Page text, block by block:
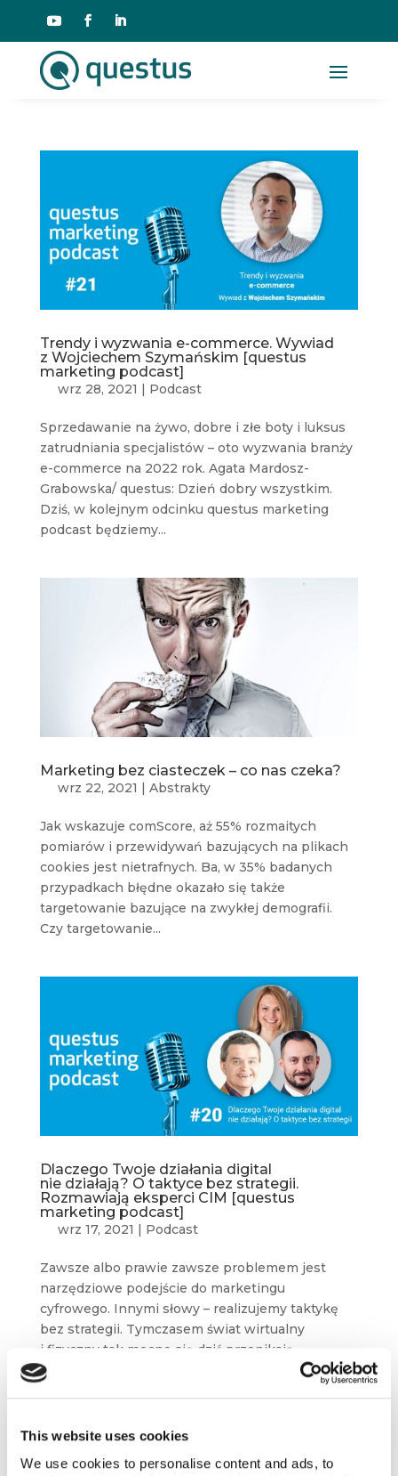
This website uses cookies
We use cookies to personalise content and ads, to
Trendy i wyzwania e-commerce. Wywiad
z Wojciechem Szymańskim [questus
marketing podcast]
wrz 28, 2021 | Podcast
Sprzedawanie na żywo, dobre i złe boty i luksus
zatrudniania specjalistów – oto wyzwania branży
e-commerce na 2022 rok. Agata Mardosz-
Grabowska/ questus: Dzień dobry wszystkim.
Dziś, w kolejnym odcinku questus marketing
podcast będziemy...
Marketing bez ciasteczek – co nas czeka?
wrz 22, 2021 | Abstrakty
Jak wskazuje comScore, aż 55% rozmaitych
pomiarów i przewidywań bazujących na plikach
cookies jest nietrafnych. Ba, w 35% badanych
przypadkach błędne okazało się także
targetowanie bazujące na zwykłej demografii.
Czy targetowanie...
Dlaczego Twoje działania digital
nie działają? O taktyce bez strategii.
Rozmawiają eksperci CIM [questus
marketing podcast]
wrz 17, 2021 Podcast
Zawsze albo prawie zawsze problemem jest
narzędziowe podejście do marketingu
cyfrowego. Innymi słowy – realizujemy taktykę
bez strategii. Tymczasem świat wirtualny
i fizyczny tak mocno się dziś przenikają,
że digitalu nie można traktować wyłącznie jako